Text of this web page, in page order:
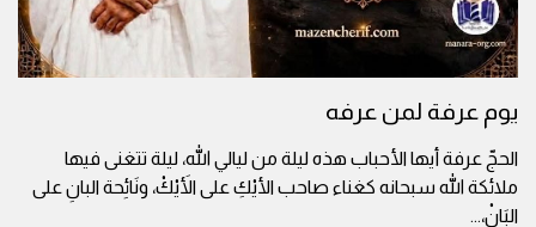
يوم عرفة لمن عرفه
الحجّ عرفة أيها الأحباب هذه ليلة من ليالي الله، ليلة تتغنى فيها
ملائكة الله سبحانه كغناء صاحب الأيْكِ على الأَيْكْ، ونَائِحة البانِ على
البَانْ،...